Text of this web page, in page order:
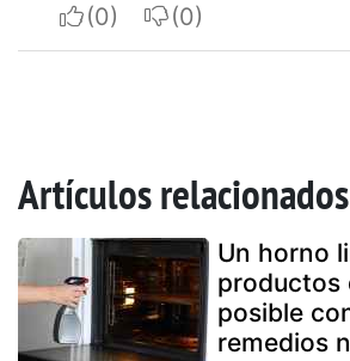
I apreciateI do not
Artículos relacionados
Un horno
productos
posible
remedios